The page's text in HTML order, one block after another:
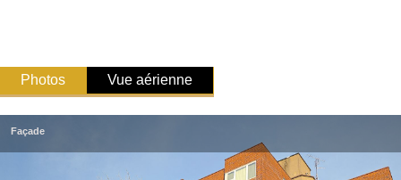
Photos Vue aérienne
Façade